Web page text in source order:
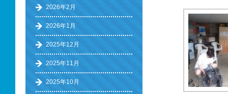
2026年2月
2026年1月
2025年12月
2025年11月
2025年10月